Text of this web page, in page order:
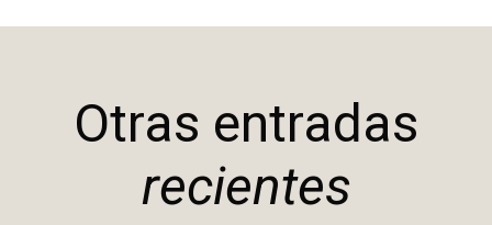
Otras entradas
recientes